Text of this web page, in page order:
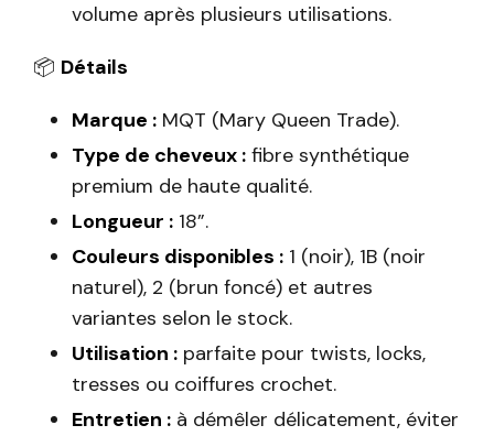
volume après plusieurs utilisations.
📦 Détails
Marque : MQT (Mary Queen Trade).
Type de cheveux : fibre synthétique
premium de haute qualité.
Longueur : 18”.
Couleurs disponibles : 1 (noir), 1B (noir
naturel), 2 (brun foncé) et autres
variantes selon le stock.
Utilisation : parfaite pour twists, locks,
tresses ou coiffures crochet.
Entretien : à démêler délicatement, éviter